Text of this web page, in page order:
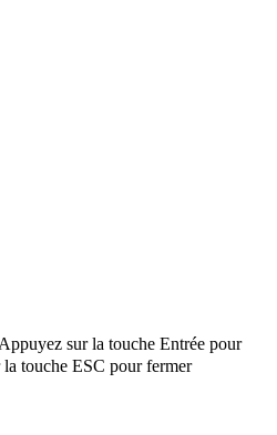
Appuyez sur la touche Entrée pour
touche ESC pour fermer